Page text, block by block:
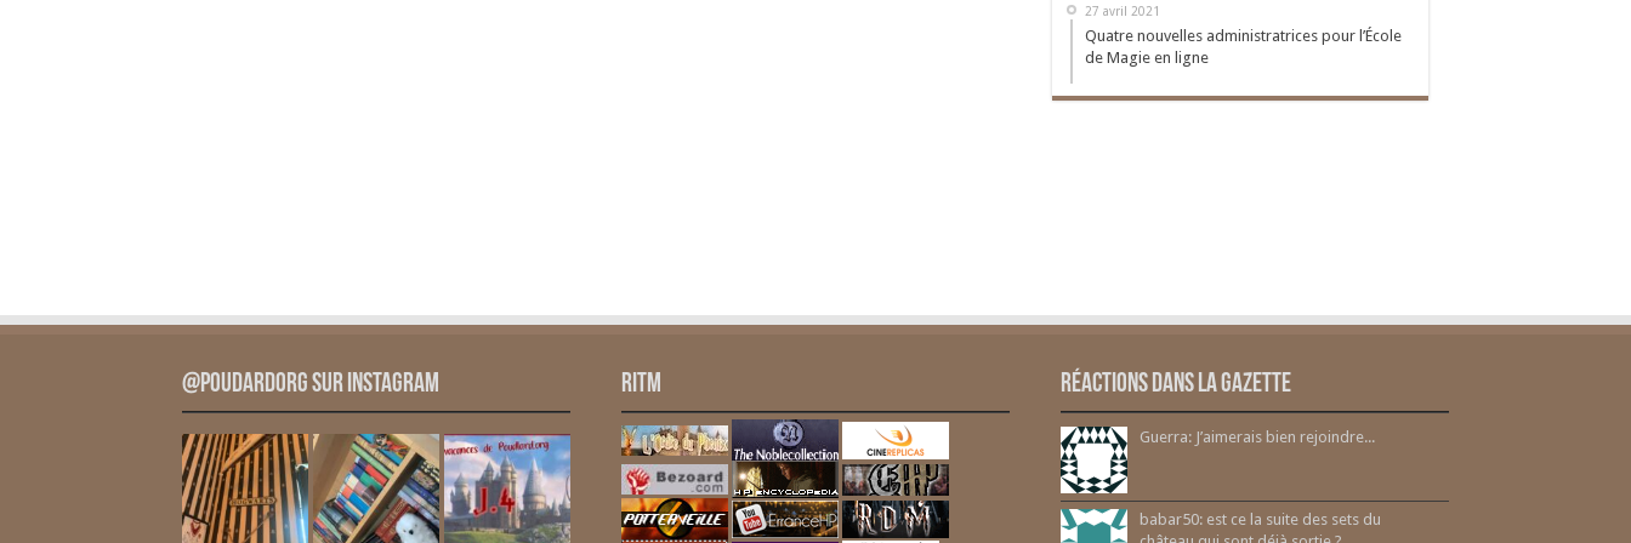
27 avril 2021
Quatre nouvelles administratrices pour l’École
de Magie en ligne
@PoudardOrg sur Instagram RITM Réactions dans la gazette
Guerra: J’aimerais bien rejoindre...
babar50: est ce la suite des sets du